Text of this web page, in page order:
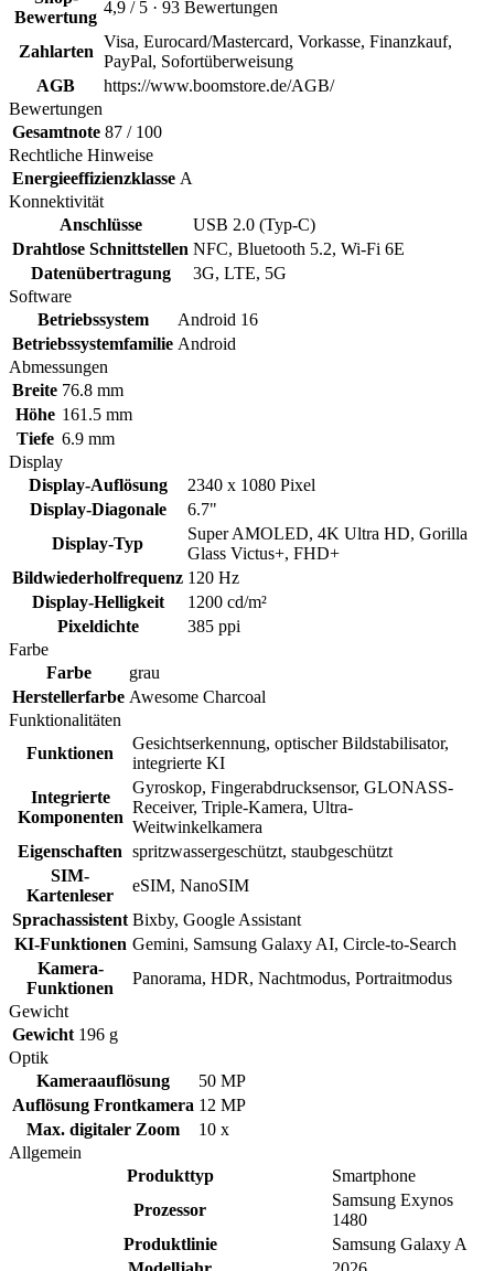
Bewertung
4,9 / 5 · 93 Bewertungen
Zahlarten
Visa, Eurocard/Mastercard, Vorkasse, Finanzkauf,
PayPal, Sofortüberweisung
AGB
https://www.boomstore.de/AGB/
Bewertungen
Gesamtnote 87 / 100
Rechtliche Hinweise
Energieeffizienzklasse A
Konnektivität
Anschlüsse
USB 2.0 (Typ-C)
Drahtlose Schnittstellen NFC, Bluetooth 5.2, Wi-Fi 6E
Datenübertragung
3G, LTE, 5G
Software
Betriebssystem
Android 16
Betriebssystemfamilie Android
Abmessungen
Breite 76.8 mm
Höhe 161.5 mm
Tiefe 6.9 mm
Display
Display-Auflösung
2340 x 1080 Pixel
Display-Diagonale
6.7"
Display-Typ
Super AMOLED, 4K Ultra HD, Gorilla
Glass Victus+, FHD+
Bildwiederholfrequenz 120 Hz
Display-Helligkeit
1200 cd/m²
Pixeldichte
385 ppi
Farbe
Farbe
grau
Herstellerfarbe Awesome Charcoal
Funktionalitäten
Funktionen
Gesichtserkennung, optischer Bildstabilisator,
integrierte KI
Integrierte
Komponenten
Gyroskop, Fingerabdrucksensor, GLONASS-
Receiver, Triple-Kamera, Ultra-
Weitwinkelkamera
Eigenschaften spritzwassergeschützt, staubgeschützt
SIM-
Kartenleser
eSIM, NanoSIM
Sprachassistent Bixby, Google Assistant
KI-Funktionen Gemini, Samsung Galaxy AI, Circle-to-Search
Kamera-
Funktionen
Panorama, HDR, Nachtmodus, Portraitmodus
Gewicht
Gewicht 196 g
Optik
Kameraauflösung
50 MP
Auflösung Frontkamera 12 MP
Max. digitaler Zoom
10 x
Allgemein
Produkttyp
Smartphone
Prozessor
Samsung Exynos
1480
Produktlinie
Samsung Galaxy A